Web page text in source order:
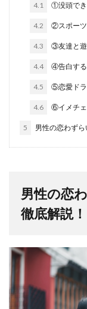
4.1 ①没頭でき
4.2 ②スポー
4.3 ③友達と
4.4 ④告白する
4.5 ⑤恋愛ドラ
4.6 ⑥イメチェ
5 男性の恋わず
男性の恋
徹底解説！